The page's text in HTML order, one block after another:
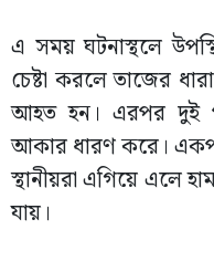
এ সময় ঘটনাস্থলে
চেষ্টা করলে তাজের
আহত হন। এরপর দুই
আকার ধারণ করে।
স্থানীয়রা এগিয়ে এলে
যায়।